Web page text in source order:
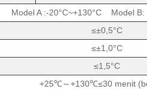
Model A :-20°C~+130°C Model B:
≤±0,5°C
≤±1,0°C
≤1,5°C
+25℃～+130℃≤30 menit